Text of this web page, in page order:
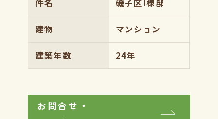
件名
磯子区I様邸
建物 マンション
建築年数 24年
お問合せ・